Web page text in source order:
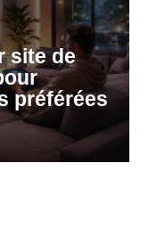
site de
préférées